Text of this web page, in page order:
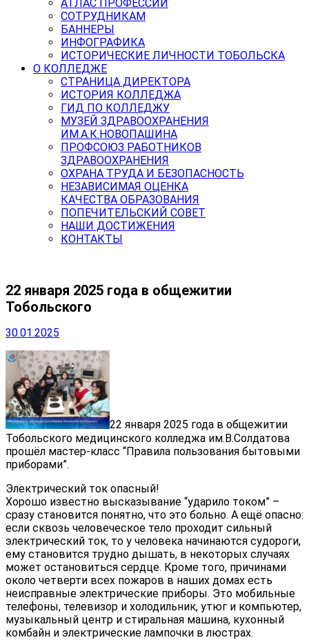
АТЛАС ПРОФЕССИЙ
СОТРУДНИКАМ
БАННЕРЫ
ИНФОГРАФИКА
ИСТОРИЧЕСКИЕ ЛИЧНОСТИ ТОБОЛЬСКА
О КОЛЛЕДЖЕ
СТРАНИЦА ДИРЕКТОРА
ИСТОРИЯ КОЛЛЕДЖА
ГИД ПО КОЛЛЕДЖУ
МУЗЕЙ ЗДРАВООХРАНЕНИЯ
ИМ.А.К.НОВОПАШИНА
ПРОФСОЮЗ РАБОТНИКОВ
ЗДРАВООХРАНЕНИЯ
ОХРАНА ТРУДА И БЕЗОПАСНОСТЬ
НЕЗАВИСИМАЯ ОЦЕНКА
КАЧЕСТВА ОБРАЗОВАНИЯ
ПОПЕЧИТЕЛЬСКИЙ СОВЕТ
НАШИ ДОСТИЖЕНИЯ
КОНТАКТЫ
️22 января 2025 года в общежитии
Тобольского
30.01.2025
️22 января 2025 года в общежитии
Тобольского медицинского колледжа им.В.Солдатова
прошёл мастер-класс “Правила пользования бытовыми
приборами”.
Электрический ток опасный!
Хорошо известно высказывание “ударило током” –
сразу становится понятно, что это больно. А ещё опасно:
если сквозь человеческое тело проходит сильный
электрический ток, то у человека начинаются судороги,
ему становится трудно дышать, в некоторых случаях
может остановиться сердце. Кроме того, причинами
около четверти всех пожаров в наших домах есть
неисправные электрические приборы. Это мобильные
телефоны, телевизор и холодильник, утюг и компьютер,
музыкальный центр и стиральная машина, кухонный
комбайн и электрические лампочки в люстрах.